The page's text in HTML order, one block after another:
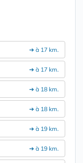
➔ à 17 km.
➔ à 17 km.
➔ à 18 km.
➔ à 18 km.
➔ à 19 km.
➔ à 19 km.